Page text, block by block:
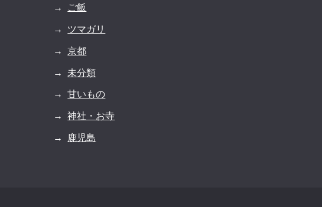
ご飯
ツマガリ
京都
未分類
甘いもの
神社・お寺
鹿児島